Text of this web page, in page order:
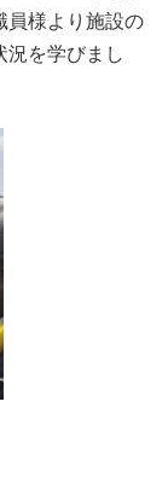
員様より施設の
況を学びまし